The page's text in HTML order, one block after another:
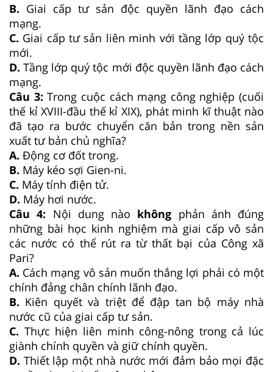
B. Giai cấp tư sản độc quyền lãnh đạo cách
mạng.
C. Giai cấp tư sản liên minh với tầng lớp quý tộc
mới.
D.Tầng lớp quý tộc mới độc quyền lãnh đạo cách
mạng.
Câu 3:Trong cuộc cách mạng công nghiệp (cuối
thế kỉ XVIII-đầu thế kỉ XIX), phát minh kĩ thuật nào
đã tạo ra bước chuyển căn bản trong nền sản
xuất tư bản chủ nghĩa?
A. Động cơ đốt trong.
B. Máy kéo sợi Gien-ni.
C. Máy tính điện tử.
D. Máy hơi nước.
Câu 4: Nội dung nào không phản ánh đúng
những bài học kinh nghiệm mà giai cấp vô sản
các nước có thể rút ra từ thất bại của Công xã
Pari?
A. Cách mạng vô sản muốn thắng lợi phải có một
chính đảng chân chính lãnh đạo.
B. Kiên quyết và triệt để đập tan bộ máy nhà
nước cũ của giai cấp tư sản.
C. Thực hiện liên minh công-nông trong cả lúc
giành chính quyền và giữ chính quyền.
D. Thiết lập một nhà nước mới đảm bảo mọi đặc